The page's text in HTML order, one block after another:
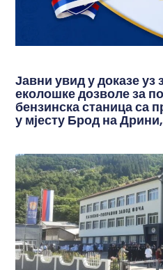
Јавни увид у доказе уз
еколошке дозволе за
бензинска станица са
у мјесту Брод на